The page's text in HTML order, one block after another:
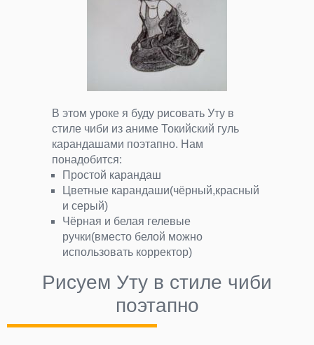
В этом уроке я буду рисовать Уту в
стиле чиби из аниме Токийский гуль
карандашами поэтапно. Нам
понадобится:
Простой карандаш
Цветные карандаши(чёрный,красный
и серый)
Чёрная и белая гелевые
ручки(вместо белой можно
использовать корректор)
Рисуем Уту в стиле чиби
поэтапно